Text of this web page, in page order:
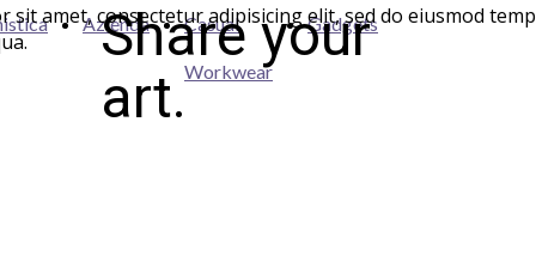
Azienda Casual
Workwear
Gadgets
sit amet, consectetur adipisicing elit, sed do eiusmod
Share your
art.